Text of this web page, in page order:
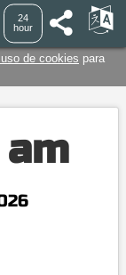
24
hour
de cookies para
am